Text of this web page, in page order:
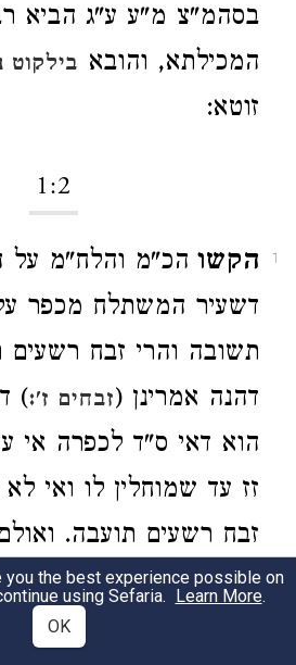
בסהמ"צ מ"ע ע"ג הביא
המכילתא, והובא בילקוט
זוטא:
1:2
1 הקשו הכ"מ והלח"מ על
דשעיר המשתלח מכפר
תשובה והרי זבח רשעים
דהנה אמרינן (זבחים ז':)
הוא דאי ס"ד לכפרה אי
זז עד שמוחלין לו ואי
זבח רשעים תועבה.
שפסק פ"ד ממעשה
מכפר על עשה ול"ת
the best experience possible on
using Sefaria. Learn More.
OK